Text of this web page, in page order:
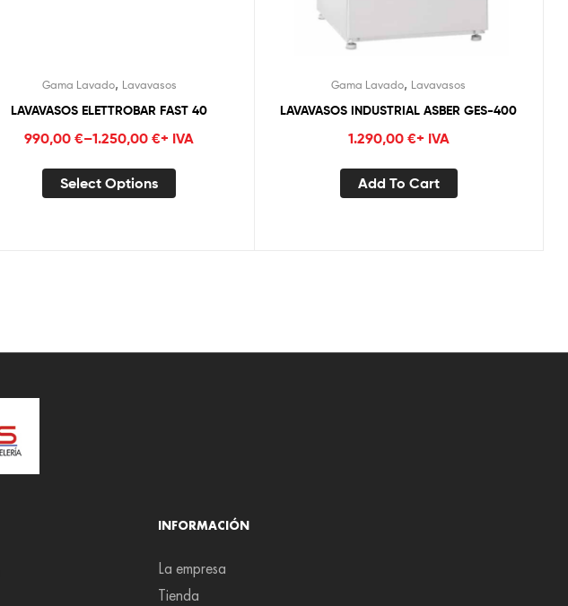
Gama Lavado, Lavavasos
LAVAVASOS ELETTROBAR FAST 40
990,00€–1.250,00€+ IVA
Select Options
Gama Lavado, Lavavasos
LAVAVASOS INDUSTRIAL ASBER GES-400
1.290,00 €+ IVA
Add To Cart
INFORMACIÓN
La empresa
Tienda